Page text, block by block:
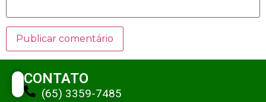
CONTATO
(65) 3359-7485